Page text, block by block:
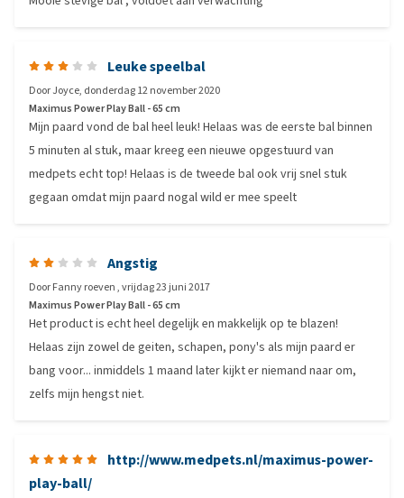
Leuke speelbal
DoorJoyce, donderdag 12 november 2020
Maximus Power Play Ball - 65 cm
Mijn paard vond de bal heel leuk! Helaas was de eerste bal binnen
5 minuten al stuk, maar kreeg een nieuwe opgestuurd van
medpets echt top! Helaas is de tweede bal ook vrij snel stuk
gegaan omdat mijn paard nogal wild er mee speelt
Angstig
DoorFanny roeven,vrijdag 23 juni 2017
Maximus Power Play Ball - 65 cm
Het product is echt heel degelijk en makkelijk op te blazen!
Helaas zijn zowel de geiten, schapen, pony's als mijn paard er
bang voor... inmiddels 1 maand later kijkt er niemand naar om,
zelfs mijn hengst niet.
http://www.medpets.nl/maximus-power-
play-ball/